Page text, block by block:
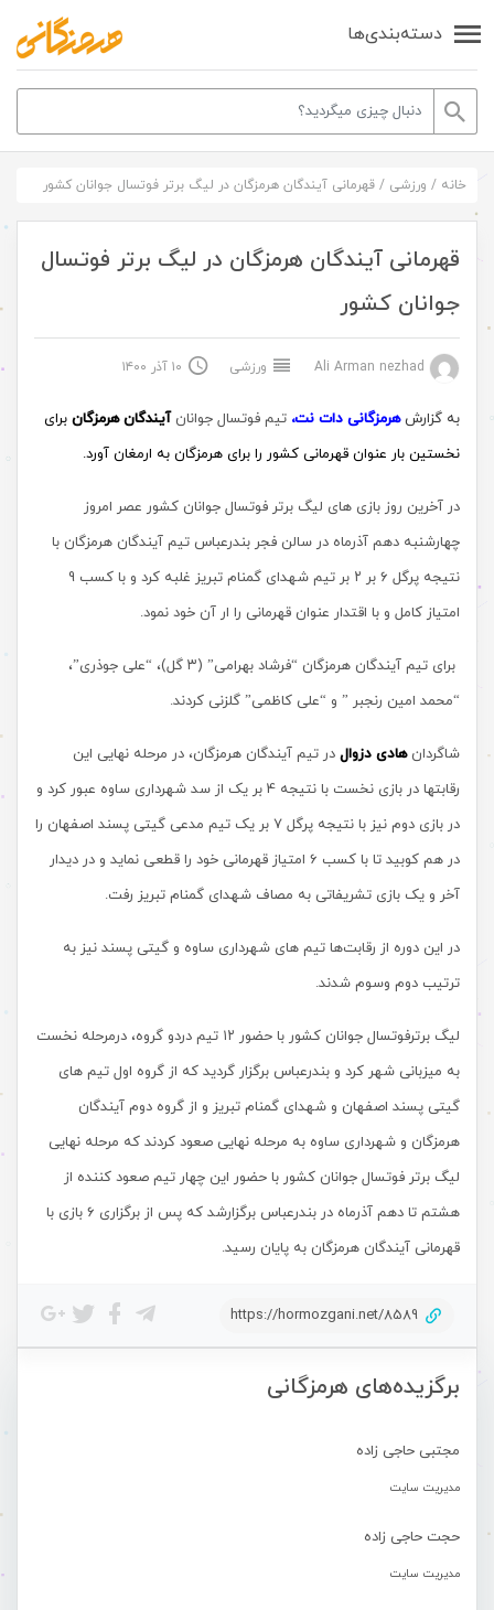
دسته‌بندی‌ها
برگزیده‌های هرمزگانی
مجتبی حاجی زاده
مدیریت سایت
حجت حاجی زاده
مدیریت سایت
خانه / ورزشی / قهرمانی آیندگان هرمزگان در لیگ برتر فوتسال جوانان کشور
قهرمانی آیندگان هرمزگان در لیگ برتر فوتسال
جوانان کشور
ورزشی ۱۰ آذر ۱۴۰۰
به گزارشهرمزگانی دات نت، تیم فوتسال جوانانآیندگان هرمزگان برای
نخستین بار عنوان قهرمانی کشور را برای هرمزگان به ارمغان آورد.
در آخرین روز بازی های لیگ برتر فوتسال جوانان کشور عصر امروز
چهارشنبه دهم آذرماه در سالن فجر بندرعباس تیم آیندگان هرمزگان با
نتیجه پرگل ۶ بر ۲ بر تیم شهدای گمنام تبریز غلبه کرد و با کسب 9
امتیاز کامل و با اقتدار عنوان قهرمانی را ار آن خود نمود.
برای تیم آیندگان هرمزگان “فرشاد بهرامی” (۳ گل)، “علی جوذری”،
“محمد امین رنجبر ” و “علی کاظمی” گلزنی کردند.
شاگردان هادی دزوال در تیم آیندگان هرمزگان، در مرحله نهایی این
رقابتها در بازی نخست با نتیجه 4 بر یک از سد شهرداری ساوه عبور کرد و
در بازی دوم نیز با نتیجه پرگل 7 بر یک تیم مدعی گیتی پسند اصفهان را
در هم کوبید تا با کسب 6 امتیاز قهرمانی خود را قطعی نماید و در دیدار
آخر و یک بازی تشریفاتی به مصاف شهدای گمنام تبریز رفت.
در این دوره از رقابت‌ها تیم های شهرداری ساوه و گیتی پسند نیز به
ترتیب دوم وسوم شدند.
لیگ برترفوتسال جوانان کشور با حضور ۱۲ تیم دردو گروه، درمرحله نخست
به میزبانی شهر کرد و بندرعباس برگزار گردید که از گروه اول تیم های
گیتی پسند اصفهان و شهدای گمنام تبریز و از گروه دوم آیندگان
هرمزگان و شهرداری ساوه به مرحله نهایی صعود کردند که مرحله نهایی
لیگ برتر فوتسال جوانان کشور با حضور این چهار تیم صعود کننده از
هشتم تا دهم آذرماه در بندرعباس برگزارشد که پس از برگزاری ۶ بازی با
قهرمانی آیندگان هرمزگان به پایان رسید.
https://hormozgani.net/8589